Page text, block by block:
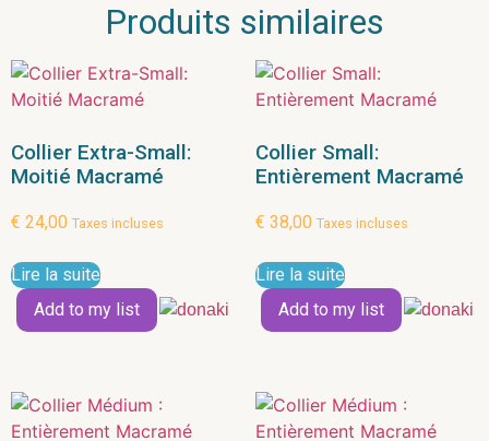
Produits similaires
Collier Extra-Small:
Moitié Macramé
€ 24,00 Taxes incluses
Lire la suite
Add to my list
Collier Small:
Entièrement Macramé
€ 38,00 Taxes incluses
Lire la suite
Add to my list